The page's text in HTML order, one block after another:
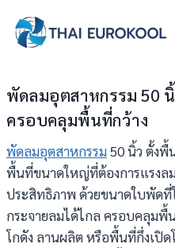
content
พัดลมอุตสาหกรรม 50
ครอบคลุมพื้นที่กว้าง
พัดลมอุตสาหกรรม50 นิ้ว ตั้งพื้
พื้นที่ขนาดใหญ่ที่ต้องการแรงล
ประสิทธิภาพ ด้วยขนาดใบพัดที่
กระจายลมได้ไกล ครอบคลุมพื้
โกดัง ลานผลิต หรือพื้นที่กึ่งเปิ